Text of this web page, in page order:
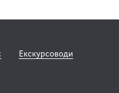
Екскурсоводи